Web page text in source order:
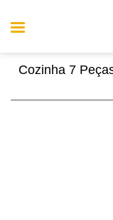
Cozinha 7